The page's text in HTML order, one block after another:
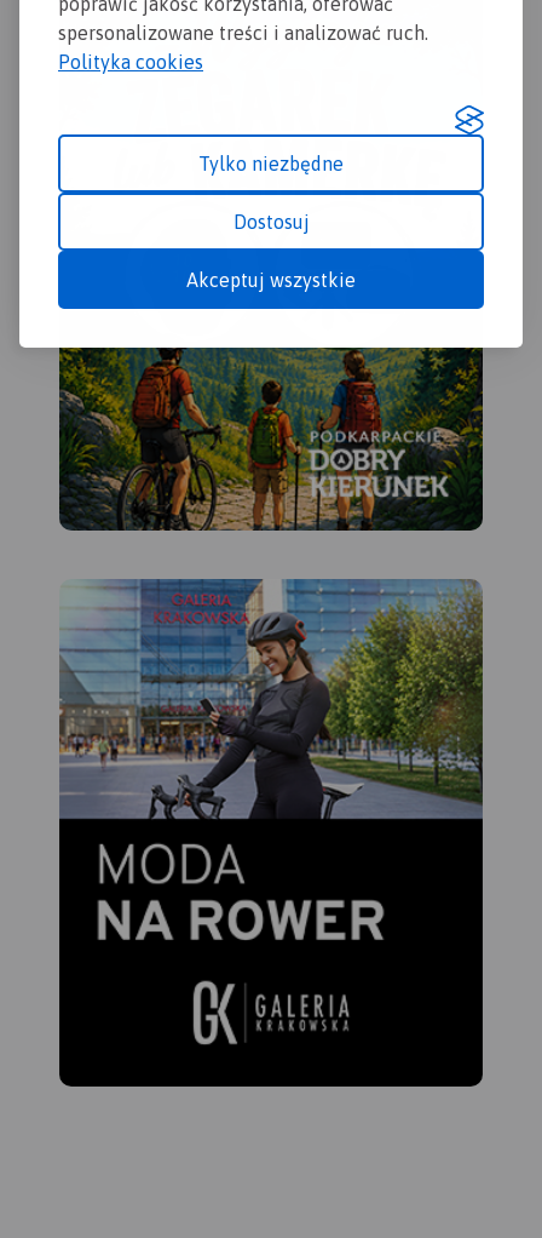
spersonalizowane treści i analizować ruch.
Polityka cookies
Tylko niezbędne
Dostosuj
Akceptuj wszystkie
niezwykle atrakcyjny
turystycznie, choć wciąż
mało popularny i niezbyt
rozpoznawalny region, a w
Lubaczów, Oleszyce,
Horyniec-Zdrój, Narol, Ruda
(w większości w stanie ruin) i
opuszczonych cmentarzy
greckokatolickich.
terenie, olbrzymie kompleksy
leśne i rzadka zabudowa wsi
(co przekłada się na niewielki
ruch samochodowy),
stwarzają doskonale warunki
do uprawienia turystyki
rowerowej. Na
uzyskania wrażenia
plastyczności rzeźby
terenu. Mapę offline można
zakupić w aplikacji Traseo na
urządzenia mobilne. Rok
wydania 2021
utworzono Roztoczański Park Narodowy,
chronić cenne dziedzictwo przyrodnicze.
Zwierzyniec, Krasnobród, Józefów,
Lubelski, Narol, Horyniec Zdrój, Bełżec,
Królewska i Cieszanów.
Zapraszamy na rowerową podróż przez
niezwykły zakątek, do zwiedzania
odkrywania tajemnic Roztocza!